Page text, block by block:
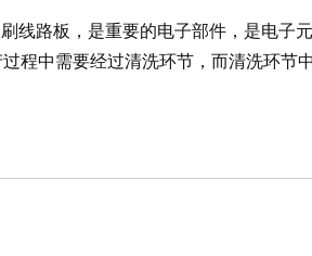
线路板，是重要的电子部件，是电子
程中需要经过清洗环节，而清洗环节